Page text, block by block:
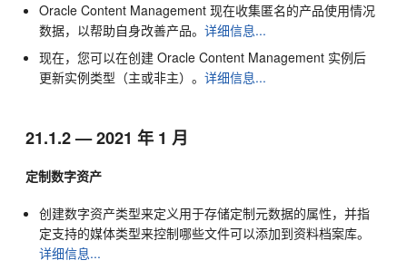
Oracle Content Management 现在收集匿名的产品使用情况
数据，以帮助自身改善产品。详细信息...
现在，您可以在创建Oracle Content Management 实例后
更新实例类型（主或非主）。详细信息...
21.1.2 — 2021 年 1 月
定制数字资产
创建数字资产类型来定义用于存储定制元数据的属性，并指
定支持的媒体类型来控制哪些文件可以添加到资料档案库。
详细信息...